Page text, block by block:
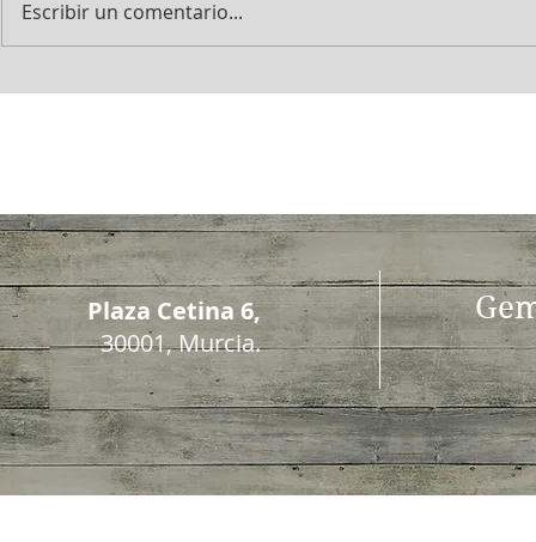
Escribir un comentario...
Plaza Cetina 6,
30001, Murcia.